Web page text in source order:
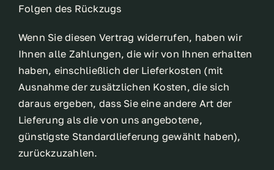
Folgen des Rückzugs
Wenn Sie diesen Vertrag widerrufen, haben wir
Ihnen alle Zahlungen, die wir von Ihnen erhalten
haben, einschließlich der Lieferkosten (mit
Ausnahme der zusätzlichen Kosten, die sich
daraus ergeben, dass Sie eine andere Art der
Lieferung als die von uns angebotene,
günstigste Standardlieferung gewählt haben),
zurückzuzahlen.